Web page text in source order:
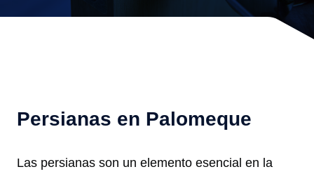
Persianas en Palomeque
Las persianas son un elemento esencial en la